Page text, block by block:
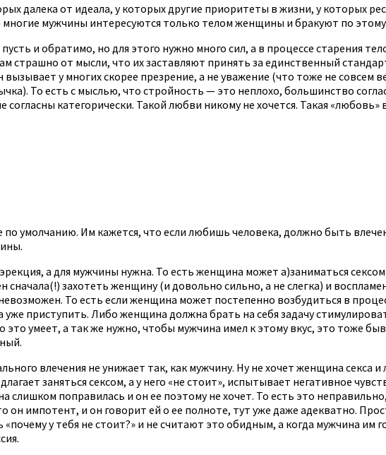
далека от идеала, у которых другие приоритеты в жизни, у которых
мужчины интересуются только телом женщины и бракуют по
и обратимо, но для этого нужно много сил, а в процессе старения
от мысли, что их заставляют принять за единственный
у многих скорее презрение, а не уважение (что тоже не совсем
То есть с мыслью, что стройность — это неплохо, большинство
категорически. Такой любви никому не хочется. Такая «любовь»
умолчанию. Им кажется, что если любишь человека, должно быть
а для мужчины нужна. То есть женщина может а)заниматься
захотеть женщину (и довольно сильно, а не слегка) и
То есть если женщина может постепенно возбудиться в
приступить. Либо женщина должна брать на себя задачу
умеет, а так же нужно, чтобы мужчина имел к этому вкус, это тоже
влечения не унижает так, как мужчину. Ну не хочет женщина секса
заняться сексом, а у него «не стоит», испытывает негативное
поправилась и он ее поэтому не хочет. То есть это
он импотент, и он говорит ей о ее полноте, тут уже даже адекватно.
у тебя не стоит?» и не считают это обидным, а когда мужчина им